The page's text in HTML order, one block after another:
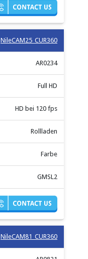
NileCAM25_CUR360
AR0234
Full HD
HD bei 120 fps
Rollladen
Farbe
GMSL2
NileCAM81_CUR360